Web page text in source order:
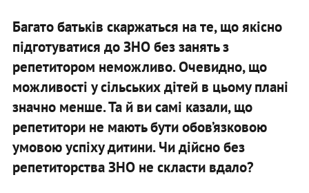
Багато батьків скаржаться на те, що якісно
підготуватися до ЗНО без занять з
репетитором неможливо. Очевидно, що
можливості у сільських дітей в цьому плані
значно менше. Та й ви самі казали, що
репетитори не мають бути обов’язковою
умовою успіху дитини. Чи дійсно без
репетиторства ЗНО не скласти вдало?